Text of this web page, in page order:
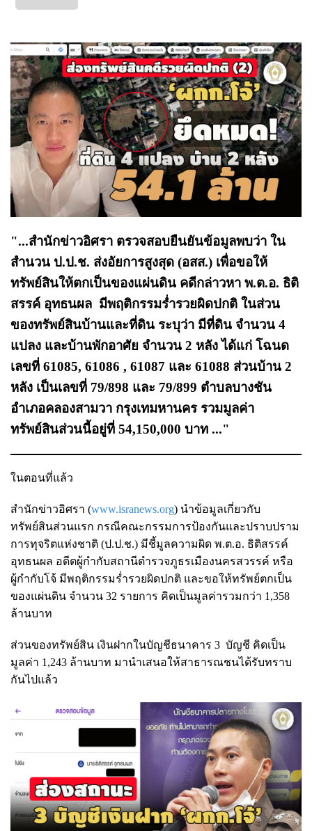
"...สำนักข่าวอิศรา ตรวจสอบยืนยันข้อมูลพบว่า ใน
สำนวน ป.ป.ช. ส่งอัยการสูงสุด (อสส.) เพื่อขอให้
ทรัพย์สินให้ตกเป็นของแผ่นดิน คดีกล่าวหา พ.ต.อ. ธิติ
สรรค์ อุทธนผล มีพฤติกรรมร่ำรวยผิดปกติ ในส่วน
ของทรัพย์สินบ้านและที่ดิน ระบุว่า มีที่ดิน จำนวน 4
แปลง และบ้านพักอาศัย จำนวน 2 หลัง ได้แก่ โฉนด
เลขที่ 61085, 61086 , 61087 และ 61088 ส่วนบ้าน 2
หลัง เป็นเลขที่ 79/898 และ 79/899 ตำบลบางชัน
อำเภอคลองสามวา กรุงเทมหานคร รวมมูลค่า
ทรัพย์สินส่วนนี้อยู่ที่ 54,150,000 บาท ..."
ในตอนที่แล้ว
สำนักข่าวอิศรา (www.isranews.org) นำข้อมูลเกี่ยวกับ
ทรัพย์สินส่วนแรก กรณีคณะกรรมการป้องกันและปราบปราม
การทุจริตแห่งชาติ (ป.ป.ช.) มีชี้มูลความผิด พ.ต.อ. ธิติสรรค์
อุทธนผล อดีตผู้กำกับสถานีตำรวจภูธรเมืองนครสวรรค์ หรือ
ผู้กำกับโจ้ มีพฤติกรรมร่ำรวยผิดปกติ และขอให้ทรัพย์ตกเป็น
ของแผ่นดิน จำนวน 32 รายการ คิดเป็นมูลค่ารวมกว่า 1,358
ล้านบาท
ส่วนของทรัพย์สิน เงินฝากในบัญชีธนาคาร 3 บัญชี คิดเป็น
มูลค่า 1,243 ล้านบาท มานำเสนอให้สาธารณชนได้รับทราบ
กันไปแล้ว